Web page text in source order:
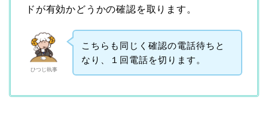
ドが有効かどうかの確認を取ります。
ひつじ執事
こちらも同じく確認の電話待ちと
なり、１回電話を切ります。